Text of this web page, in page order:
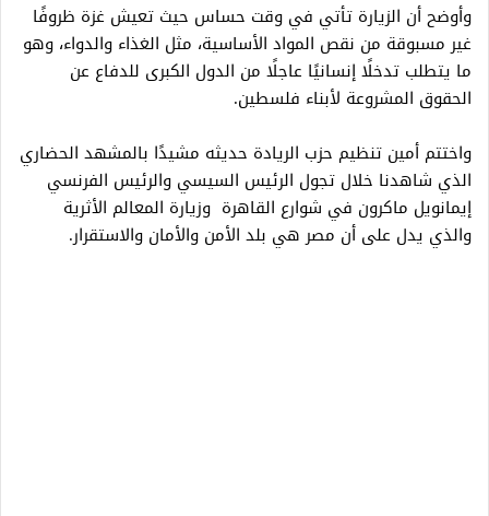
وأوضح أن الزيارة تأتي في وقت حساس حيث تعيش غزة ظروفًا
غير مسبوقة من نقص المواد الأساسية، مثل الغذاء والدواء، وهو
ما يتطلب تدخلًا إنسانيًا عاجلًا من الدول الكبرى للدفاع عن
الحقوق المشروعة لأبناء فلسطين.
واختتم أمين تنظيم حزب الريادة حديثه مشيدًا بالمشهد الحضاري
الذي شاهدنا خلال تجول الرئيس السيسي والرئيس الفرنسي
إيمانويل ماكرون في شوارع القاهرة وزيارة المعالم الأثرية
والذي يدل على أن مصر هي بلد الأمن والأمان والاستقرار.